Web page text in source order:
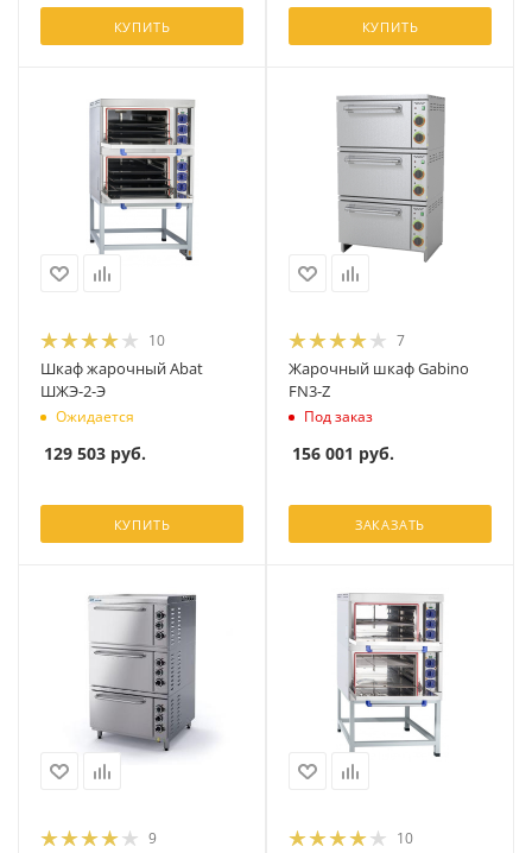
КУПИТЬ КУПИТЬ
10
Шкаф жарочный Abat
ШЖЭ-2-Э
Ожидается
129 503 руб.
КУПИТЬ
7
Жарочный шкаф Gabino
FN3-Z
Под заказ
156 001 руб.
ЗАКАЗАТЬ
9 10